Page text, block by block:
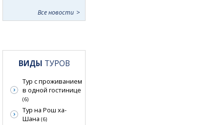
Все новости
ВИДЫ ТУРОВ
Тур с проживанием
в одной гостинице
(6)
Тур на Рош ха-
Шана (6)